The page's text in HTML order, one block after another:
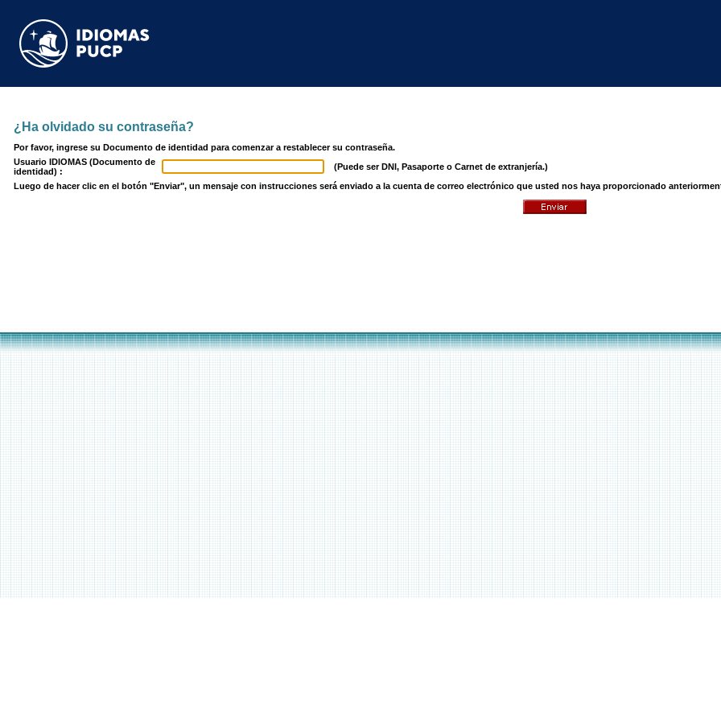
¿Ha olvidado su contraseña?
Por favor, ingrese su Documento de identidad para comenzar a restablecer su contraseña.
Usuario IDIOMAS (Documento de
identidad) :
(Puede ser DNI, Pasaporte o Carnet de extranjería.)
Luego de hacer clic en el botón "Enviar", un mensaje con instrucciones será enviado a la cuenta de correo electrónico que usted nos haya proporcionado